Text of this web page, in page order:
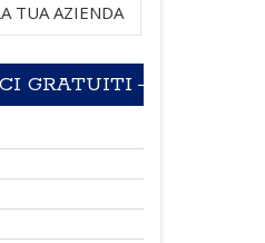
TUA AZIENDA
GRATUITI